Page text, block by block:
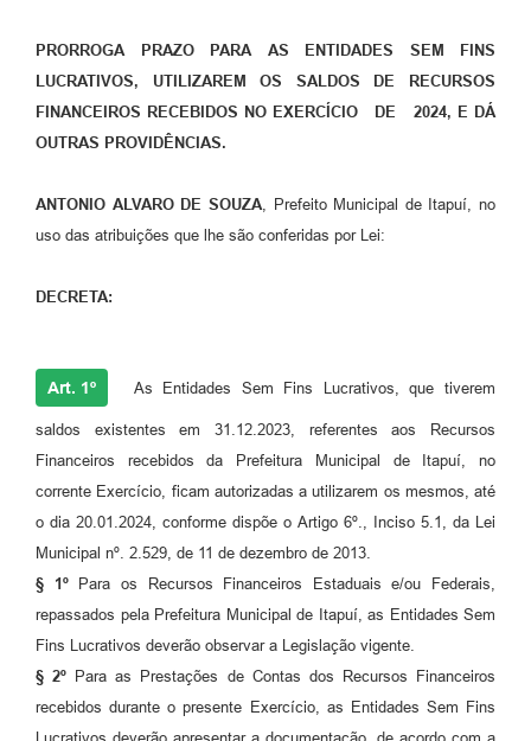
PRORROGA PRAZO PARA AS ENTIDADES SEM FINS
LUCRATIVOS, UTILIZAREM OS SALDOS DE RECURSOS
FINANCEIROS RECEBIDOS NO EXERCÍCIO DE 2024, E DÁ
OUTRAS PROVIDÊNCIAS.
ANTONIO ALVARO DE SOUZA, Prefeito Municipal de Itapuí, no
uso das atribuições que lhe são conferidas por Lei:
DECRETA:
Art. 1º As Entidades Sem Fins Lucrativos, que tiverem
saldos existentes em 31.12.2023, referentes aos Recursos
Financeiros recebidos da Prefeitura Municipal de Itapuí, no
corrente Exercício, ficam autorizadas a utilizarem os mesmos, até
o dia 20.01.2024, conforme dispõe o Artigo 6º., Inciso 5.1, da Lei
Municipal nº. 2.529, de 11 de dezembro de 2013.
§ 1ºPara os Recursos Financeiros Estaduais e/ou Federais,
repassados pela Prefeitura Municipal de Itapuí, as Entidades Sem
Fins Lucrativos deverão observar a Legislação vigente.
§ 2º Para as Prestações de Contas dos Recursos Financeiros
recebidos durante o presente Exercício, as Entidades Sem Fins